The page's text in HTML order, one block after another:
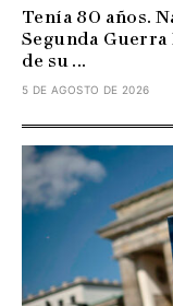
Tenía 80 años.
Segunda
de su ...
5 DE AGOSTO DE 2026